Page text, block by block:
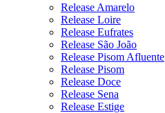
Release Amarelo
Release Loire
Release Eufrates
Release São João
Release Pisom Afluente
Release Pisom
Release Doce
Release Sena
Release Estige